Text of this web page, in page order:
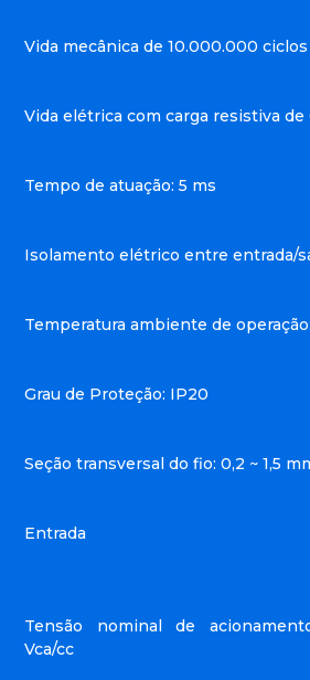
Vida mecânica de 10.000.000 ciclos
Vida elétrica com carga resistiva
Tempo de atuação: 5 ms
Isolamento elétrico entre entrada/
Temperatura ambiente de
Grau de Proteção: IP20
Seção transversal do fio: 0,2 ~ 1,5
Entrada
Tensão nominal de
Vca/cc